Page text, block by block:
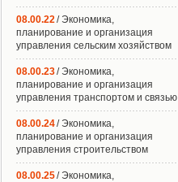
08.00.22/ Экономика,
планирование и организация
управления сельским хозяйством
08.00.23/ Экономика,
планирование и организация
управления транспортом и связью
08.00.24/ Экономика,
планирование и организация
управления строительством
08.00.25/ Экономика,